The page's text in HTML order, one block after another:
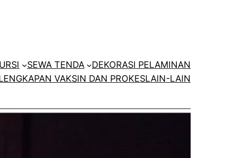
SEWA TENDA
DEKORASI PELAMINAN
VAKSIN DAN PROKESLAIN-LAIN